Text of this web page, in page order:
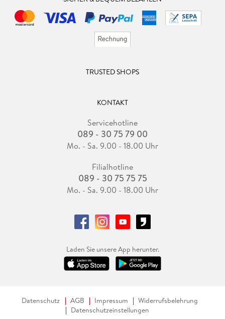
TRUSTED SHOPS
KONTAKT
Servicehotline
089 - 30 75 79 00
Mo. - Sa. 9.00 - 18.00 Uhr
Filialhotline
089 - 30 75 75 75
Mo. - Sa. 9.00 - 18.00 Uhr
Laden Sie unsere App herunter.
Datenschutz AGB Impressum
Widerrufsbelehrung
Datenschutzeinstellungen